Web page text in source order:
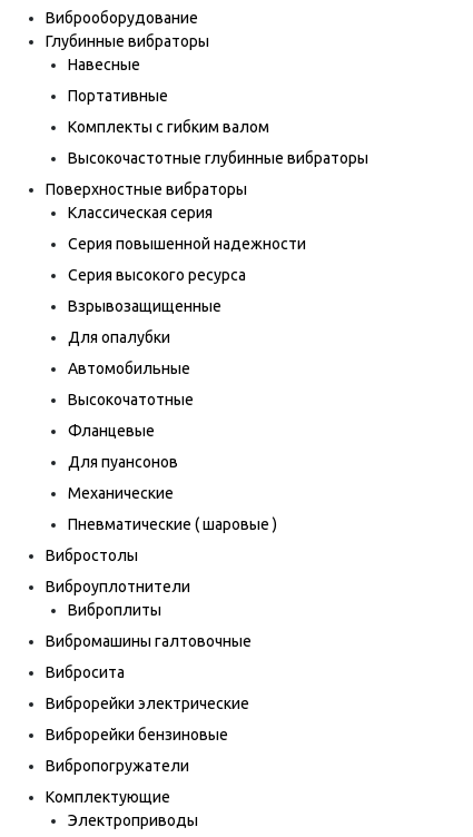
Виброоборудование
Глубинные вибраторы
Навесные
Портативные
Комплекты с гибким валом
Высокочастотные глубинные вибраторы
Поверхностные вибраторы
Классическая серия
Серия повышенной надежности
Серия высокого ресурса
Взрывозащищенные
Для опалубки
Автомобильные
Высокочатотные
Фланцевые
Для пуансонов
Механические
Пневматические ( шаровые )
Вибростолы
Виброуплотнители
Виброплиты
Вибромашины галтовочные
Вибросита
Виброрейки электрические
Виброрейки бензиновые
Вибропогружатели
Комплектующие
Электроприводы